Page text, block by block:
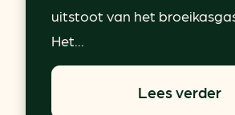
uitstoot van het
Het...
Lees verder